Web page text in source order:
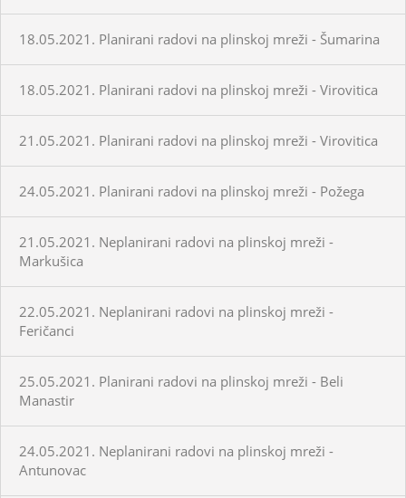
18.05.2021. Planirani radovi na plinskoj mreži - Šumarina
18.05.2021. Planirani radovi na plinskoj mreži - Virovitica
21.05.2021. Planirani radovi na plinskoj mreži - Virovitica
24.05.2021. Planirani radovi na plinskoj mreži - Požega
21.05.2021. Neplanirani radovi na plinskoj mreži -
Markušica
22.05.2021. Neplanirani radovi na plinskoj mreži -
Feričanci
25.05.2021. Planirani radovi na plinskoj mreži - Beli
Manastir
24.05.2021. Neplanirani radovi na plinskoj mreži -
Antunovac